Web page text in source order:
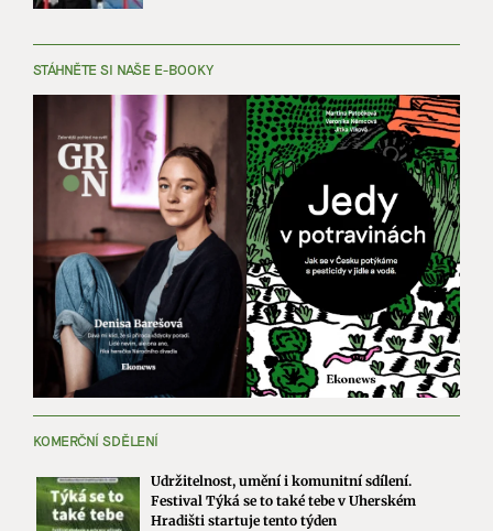
STÁHNĚTE SI NAŠE E-BOOKY
KOMERČNÍ SDĚLENÍ
Udržitelnost, umění i komunitní sdílení.
Festival Týká se to také tebe v Uherském
Hradišti startuje tento týden